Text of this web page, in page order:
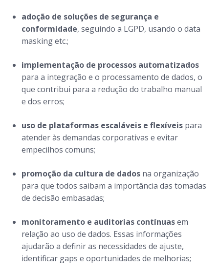
adoção de soluções de segurança e
conformidade, seguindo a LGPD, usando o data
maskingetc.;
implementação de processos automatizados
para a integração e o processamento de dados, o
que contribui para a redução do trabalho manual
e dos erros;
uso de plataformas escaláveis e flexíveis para
atender às demandas corporativas e evitar
empecilhos comuns;
promoção da cultura de dados na organização
para que todos saibam a importância das tomadas
de decisão embasadas;
monitoramento e auditorias contínuasem
relação ao uso de dados. Essas informações
ajudarão a definir as necessidades de ajuste,
identificar gaps e oportunidades de melhorias;